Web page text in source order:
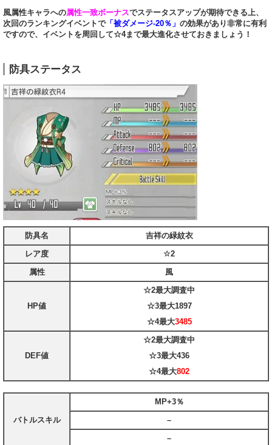
風属性キャラへの属性一致ボーナスでステータスアップが期待できる上、
次回のランキングイベントで「被ダメージ-20％」 の効果があり非常に有利
ですので、イベントを周回して☆4まで最大進化させておきましょう！
防具ステータス
防具名
吉祥の緑紋衣
レア度
☆2
属性
風
HP値
☆2最大調査中
☆3最大1897
☆4最大3485
DEF値
☆2最大調査中
☆3最大436
☆4最大802
バトルスキル
MP+3％
–
–